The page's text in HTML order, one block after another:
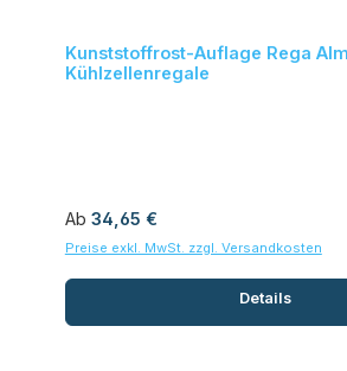
Kunststoffrost-Auflage Rega
Kühlzellenregale
Regulärer Preis:
Ab 34,65 €
Preise exkl. MwSt. zzgl. Versandkosten
Details